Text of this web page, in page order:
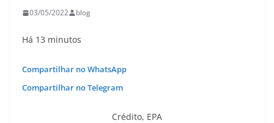
03/05/2022 blog
Há 13 minutos
Compartilhar no WhatsApp
Compartilhar no Telegram
Crédito, EPA